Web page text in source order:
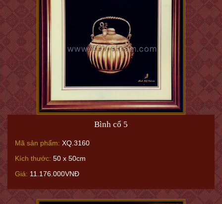
Bình cổ 5
Mã sản phẩm: XQ.3160
Kích thước: 50 x 50cm
Giá: 11.176.000VNĐ